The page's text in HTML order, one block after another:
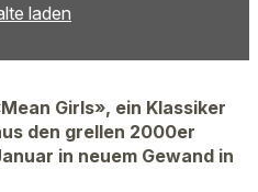
laden
Girls», ein Klassiker
den grellen 2000er
in neuem Gewand in